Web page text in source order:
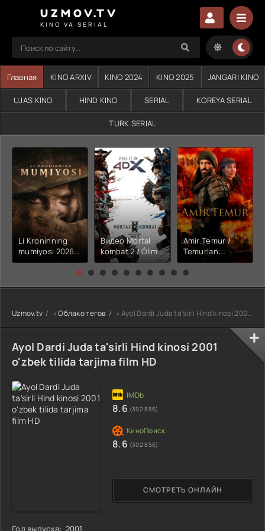
UZMOV.TV
KINO VA SERIAL
Главная KINO ARXIV KINO 2024 KINO 2025 JANGARI KINO
UJAS KINO HIND KINO SERIAL KOREYA SERIAL
TURK SERIAL
Li Kroninning
mumiyosi 2026
(uzbek tilida
kino) tarjima HD
Видео Mortal
kombat 2 / Ólim
jangi 2 (2026)
Uzbek tilida
Amir Temur /
Temurlan:
Fathchining
yuksalishi
tarjima kino Full
HD tas-ix
Uzmov.tv »Облако тегов » Ayol Dardi Juda ta'sirli Hind kinosi 2001 o'zbek tilida tarjima film HD
Ayol Dardi Juda ta'sirli Hind kinosi 2001
o'zbek tilida tarjima film HD
Год выпуска: 2001
СМОТРЕТЬ ОНЛАЙН
8.6 (302 856)
8.6 (302 856)